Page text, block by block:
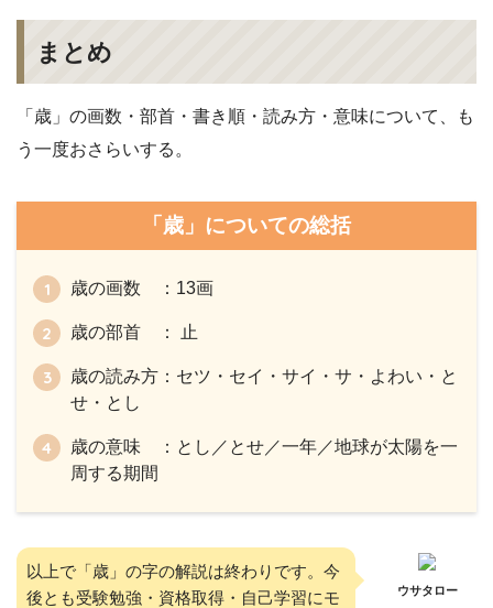
まとめ
「歳」の画数・部首・書き順・読み方・意味について、も
う一度おさらいする。
「歳」についての総括
歳の画数 ：13画
歳の部首 ： 止
歳の読み方：セツ・セイ・サイ・サ・よわい・と
せ・とし
歳の意味 ：とし／とせ／一年／地球が太陽を一
周する期間
以上で「歳」の字の解説は終わりです。今
後とも受験勉強・資格取得・自己学習にモ
ウサタロー